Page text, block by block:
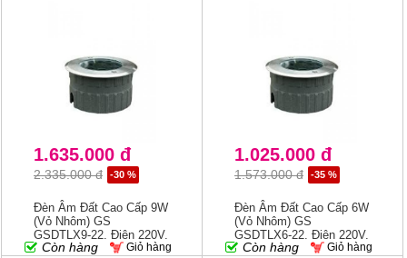
1.635.000 đ
2.335.000 đ -30 %
Đèn Âm Đất Cao Cấp 9W
(vỏ Nhôm) GS
GSDTLX9-22, Điện 220V,
IP66, KT: 115mm
Còn hàng Giỏ hàng
1.025.000 đ
1.573.000 đ -35 %
Đèn Âm Đất Cao Cấp 6W
(vỏ Nhôm) GS
GSDTLX6-22, Điện 220V,
IP66, Kt: 90mm
Còn hàng Giỏ hàng